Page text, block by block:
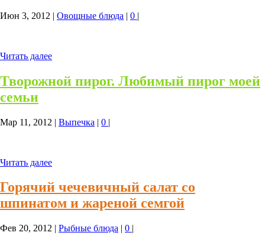
Июн 3, 2012 | Овощные блюда | 0 |
Читать далее
Творожной пирог. Любимый пирог моей
семьи
Мар 11, 2012 | Выпечка | 0 |
Читать далее
Горячий чечевичный салат со
шпинатом и жареной семгой
Фев 20, 2012 | Рыбные блюда | 0 |